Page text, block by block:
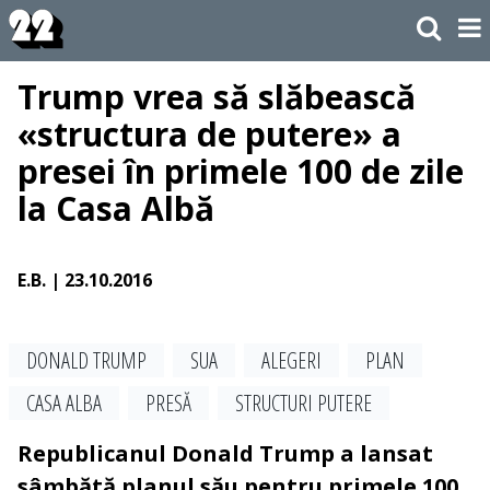
Trump vrea să slăbească
«structura de putere» a
presei în primele 100 de zile
la Casa Albă
E.B. | 23.10.2016
DONALD TRUMP SUA ALEGERI
PLAN
CASA ALBA
PRESĂ
STRUCTURI PUTERE
Republicanul Donald Trump a lansat